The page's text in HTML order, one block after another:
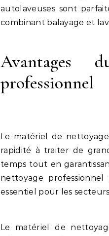
autolaveuses sont
combinant balayage et
Avantages
professionnel
Le matériel de
rapidité à traiter de
temps tout en
nettoyage
essentiel pour les
Le matériel de